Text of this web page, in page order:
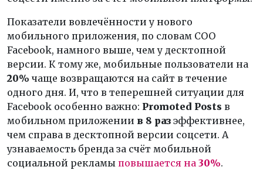
Показатели вовлечённости у нового
мобильного приложения, по словам COO
Facebook, намного выше, чем у десктопной
версии. К тому же, мобильные пользователи на
20% чаще возвращаются на сайт в течение
одного дня. И, что в теперешней ситуации для
Facebook особенно важно: Promoted Posts в
мобильном приложении в 8 раз эффективнее,
чем справа в десктопной версии соцсети. А
узнаваемость бренда за счёт мобильной
социальной рекламы повышается на 30%.